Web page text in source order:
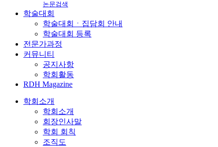
논문검색
학술대회
학술대회ㆍ집담회 안내
학술대회 등록
전문가과정
커뮤니티
공지사항
학회활동
RDH Magazine
학회소개
학회소개
회장인사말
학회 회칙
조직도